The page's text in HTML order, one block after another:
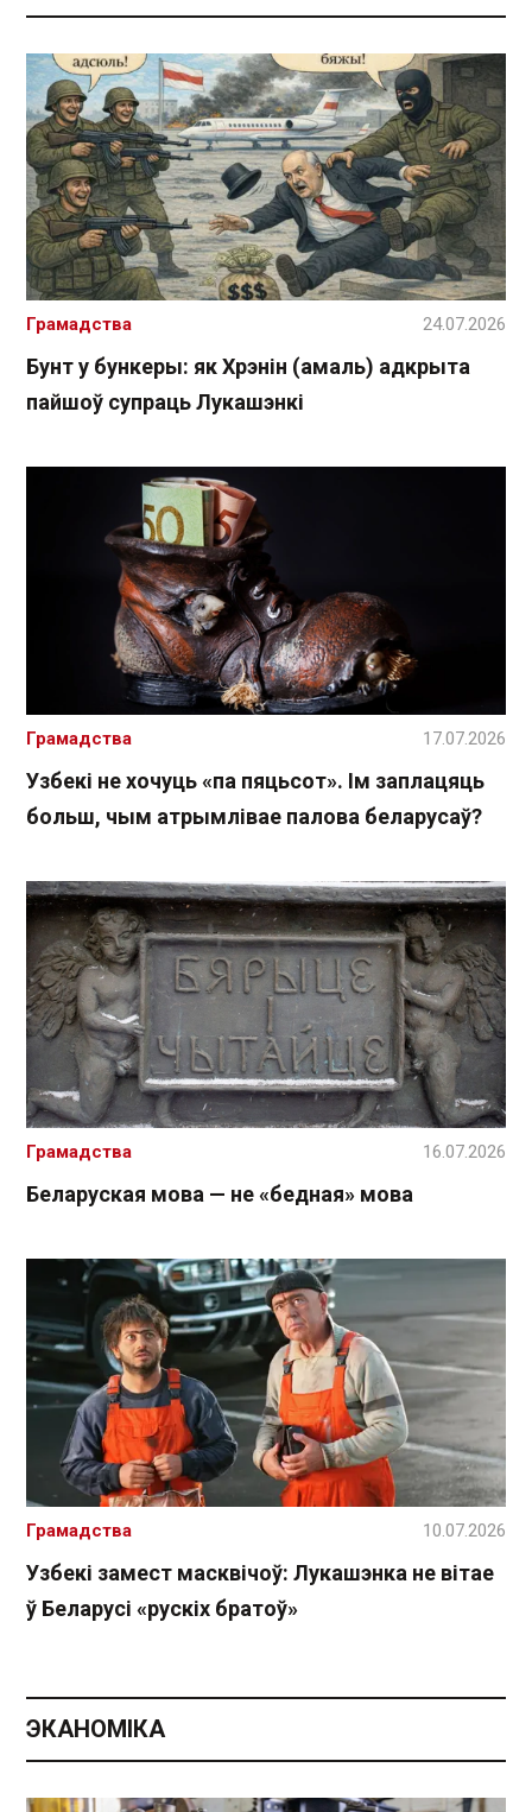
Бунт у бункеры: як Хрэнін (амаль) адкрыта
пайшоў супраць Лукашэнкі
Грамадства 24.07.2026
Узбекі не хочуць «па пяцьсот». Ім заплацяць
больш, чым атрымлівае палова беларусаў?
Грамадства 17.07.2026
Беларуская мова — не «бедная» мова
Грамадства 16.07.2026
Узбекі замест масквічоў: Лукашэнка не вітае
ў Беларусі «рускіх братоў»
Грамадства 10.07.2026
ЭКАНОМІКА